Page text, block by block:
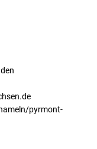
pyrmont-